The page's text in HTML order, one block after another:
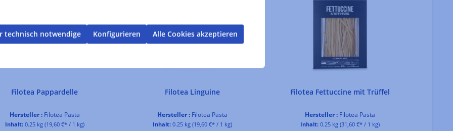
Filotea Pappardelle
Hersteller :Filotea Pasta
Inhalt: 0.25 kg (19,60 €* / 1 kg)
Filotea Linguine
Hersteller :Filotea Pasta
Inhalt: 0.25 kg (19,60 €* / 1 kg)
Filotea Fettuccine mit Trüffel
Hersteller :Filotea Pasta
Inhalt: 0.25 kg (31,60 €* / 1 kg)
technisch notwendige Konfigurieren Alle Cookies akzeptieren